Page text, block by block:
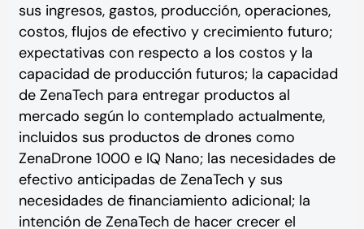
sus ingresos, gastos, producción, operaciones,
costos, flujos de efectivo y crecimiento futuro;
expectativas con respecto a los costos y la
capacidad de producción futuros; la capacidad
de ZenaTech para entregar productos al
mercado según lo contemplado actualmente,
incluidos sus productos de drones como
ZenaDrone 1000 e IQ Nano; las necesidades de
efectivo anticipadas de ZenaTech y sus
necesidades de financiamiento adicional; la
intención de ZenaTech de hacer crecer el